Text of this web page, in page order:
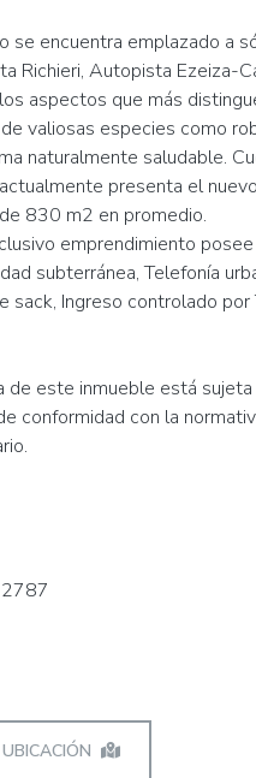
se encuentra emplazado a
Richieri, Autopista Ezeiza-
aspectos que más
valiosas especies como
naturalmente saludable.
presenta el
830 m2 en promedio.
emprendimiento
subterránea, Telefonía
sack, Ingreso controlado
de este inmueble está
conformidad con la